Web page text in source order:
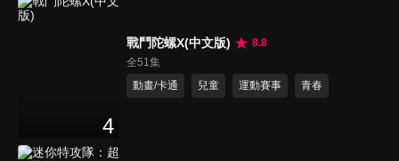
4
戰鬥陀螺X(中文版)
8.8
全51集
動畫/卡通
兒童 運動賽事 青春